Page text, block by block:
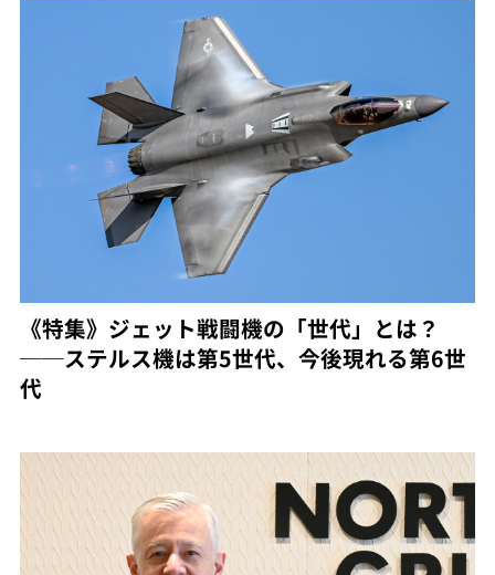
《特集》ジェット戦闘機の「世代」とは？
──ステルス機は第5世代、今後現れる第6世
代